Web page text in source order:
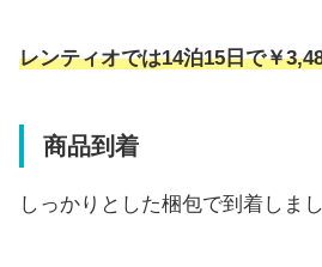
レンティオでは14泊15日で￥
商品到着
しっかりとした梱包で到着しまし